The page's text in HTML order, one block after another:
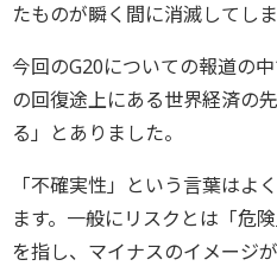
たものが瞬く間に消滅してし
今回のG20についての報道の
の回復途上にある世界経済の
る」とありました。
「不確実性」という言葉はよ
ます。一般にリスクとは「危
を指し、マイナスのイメージ